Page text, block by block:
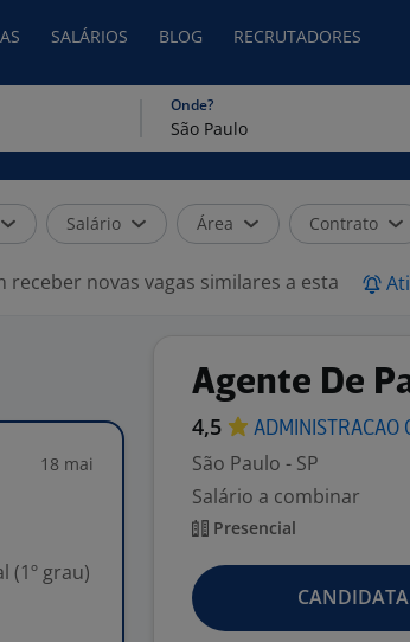
SALÁRIOS BLOG RECRUTADORES
Onde?
Salário Área Contrato
receber novas vagas similares a esta
18 mai
(1º grau)
Agente De
4,5 ADMINISTRACAO
São Paulo - SP
Salário a combinar
Presencial